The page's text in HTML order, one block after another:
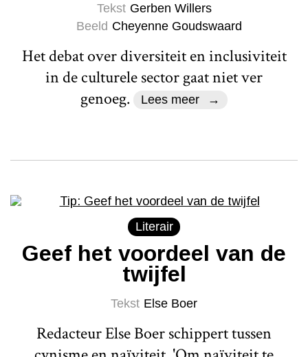
Tekst Gerben Willers
Beeld Cheyenne Goudswaard
Het debat over diversiteit en inclusiviteit
in de culturele sector gaat niet ver
genoeg.
Lees meer
Literair
Geef het voordeel van de
twijfel
Tekst Else Boer
Redacteur Else Boer schippert tussen